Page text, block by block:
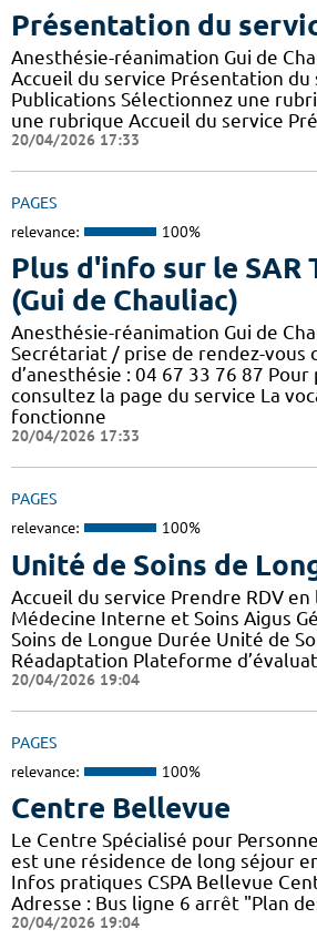
Présentation du
Anesthésie-réanimation Gui de
Accueil du service Présentation du
Publications Sélectionnez une
une rubrique Accueil du service
20/04/2026 17:33
PAGES
relevance: 100%
Plus d'info sur le SAR
(Gui de Chauliac)
Anesthésie-réanimation Gui de
Secrétariat / prise de rendez-vous
d’anesthésie : 04 67 33 76 87
consultez la page du service La
fonctionne
20/04/2026 17:33
PAGES
relevance: 100%
Unité de Soins de
Accueil du service Prendre RDV
Médecine Interne et Soins Aigus
Soins de Longue Durée Unité de
Réadaptation Plateforme
20/04/2026 19:04
PAGES
relevance: 100%
Centre Bellevue
Le Centre Spécialisé pour
est une résidence de long séjour
Infos pratiques CSPA Bellevue
Adresse : Bus ligne 6 arrêt "Plan
20/04/2026 19:04